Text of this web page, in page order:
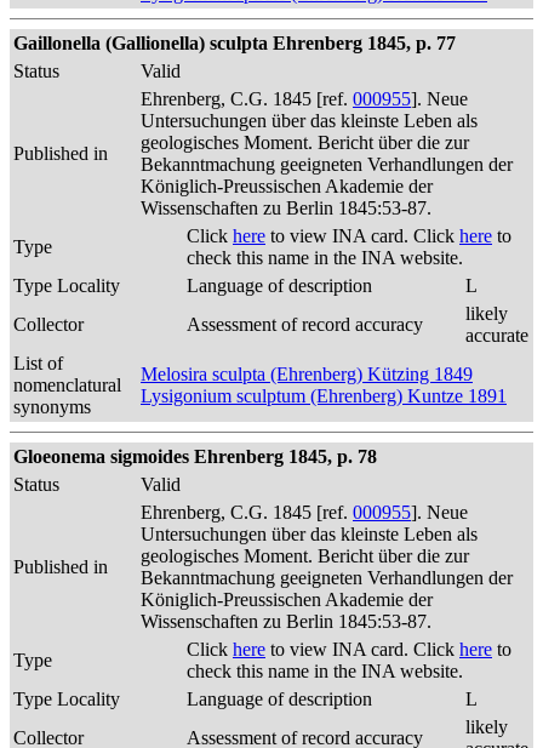
Gaillonella (Gallionella) sculpta Ehrenberg 1845, p. 77
Status
Valid
Published in
Ehrenberg, C.G. 1845 [ref. 000955]. Neue
Untersuchungen über das kleinste Leben als
geologisches Moment. Bericht über die zur
Bekanntmachung geeigneten Verhandlungen der
Königlich-Preussischen Akademie der
Wissenschaften zu Berlin 1845:53-87.
Type
Click here to view INA card. Click here to
check this name in the INA website.
Type Locality
Language of description
L
Collector
Assessment of record accuracy
likely
accurate
List of
nomenclatural
synonyms
Melosira sculpta (Ehrenberg) Kützing 1849
Lysigonium sculptum (Ehrenberg) Kuntze 1891
Gloeonema sigmoides Ehrenberg 1845, p. 78
Status
Valid
Published in
Ehrenberg, C.G. 1845 [ref. 000955]. Neue
Untersuchungen über das kleinste Leben als
geologisches Moment. Bericht über die zur
Bekanntmachung geeigneten Verhandlungen der
Königlich-Preussischen Akademie der
Wissenschaften zu Berlin 1845:53-87.
Type
Click here to view INA card. Click here to
check this name in the INA website.
Type Locality
Language of description
L
Collector
Assessment of record accuracy
likely